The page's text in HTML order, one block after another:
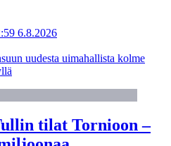
6.8.2026
uudesta uimahallista kolme
tilat Tornioon –